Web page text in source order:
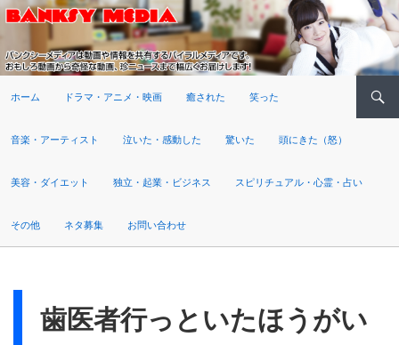
ホーム ドラマ・アニメ・映画 癒された 笑った
音楽・アーティスト 泣いた・感動した 驚いた 頭にきた（怒）
美容・ダイエット 独立・起業・ビジネス スピリチュアル・心霊・占い
その他 ネタ募集 お問い合わせ
歯医者行っといたほうがい